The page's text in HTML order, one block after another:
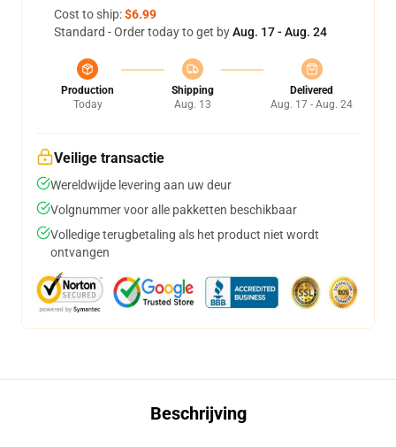
Cost to ship:$6.99
Standard - Order today to get byAug. 17 - Aug. 24
Production
Today
Shipping
Aug. 13
Delivered
Aug. 17 - Aug. 24
Veilige transactie
Wereldwijde levering aan uw deur
Volgnummer voor alle pakketten beschikbaar
Volledige terugbetaling als het product niet wordt
ontvangen
Beschrijving